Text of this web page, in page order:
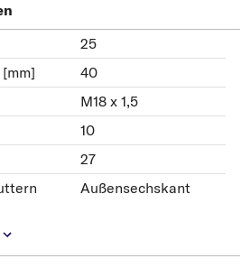
25
40
M18 x 1,5
10
27
Außensechskant